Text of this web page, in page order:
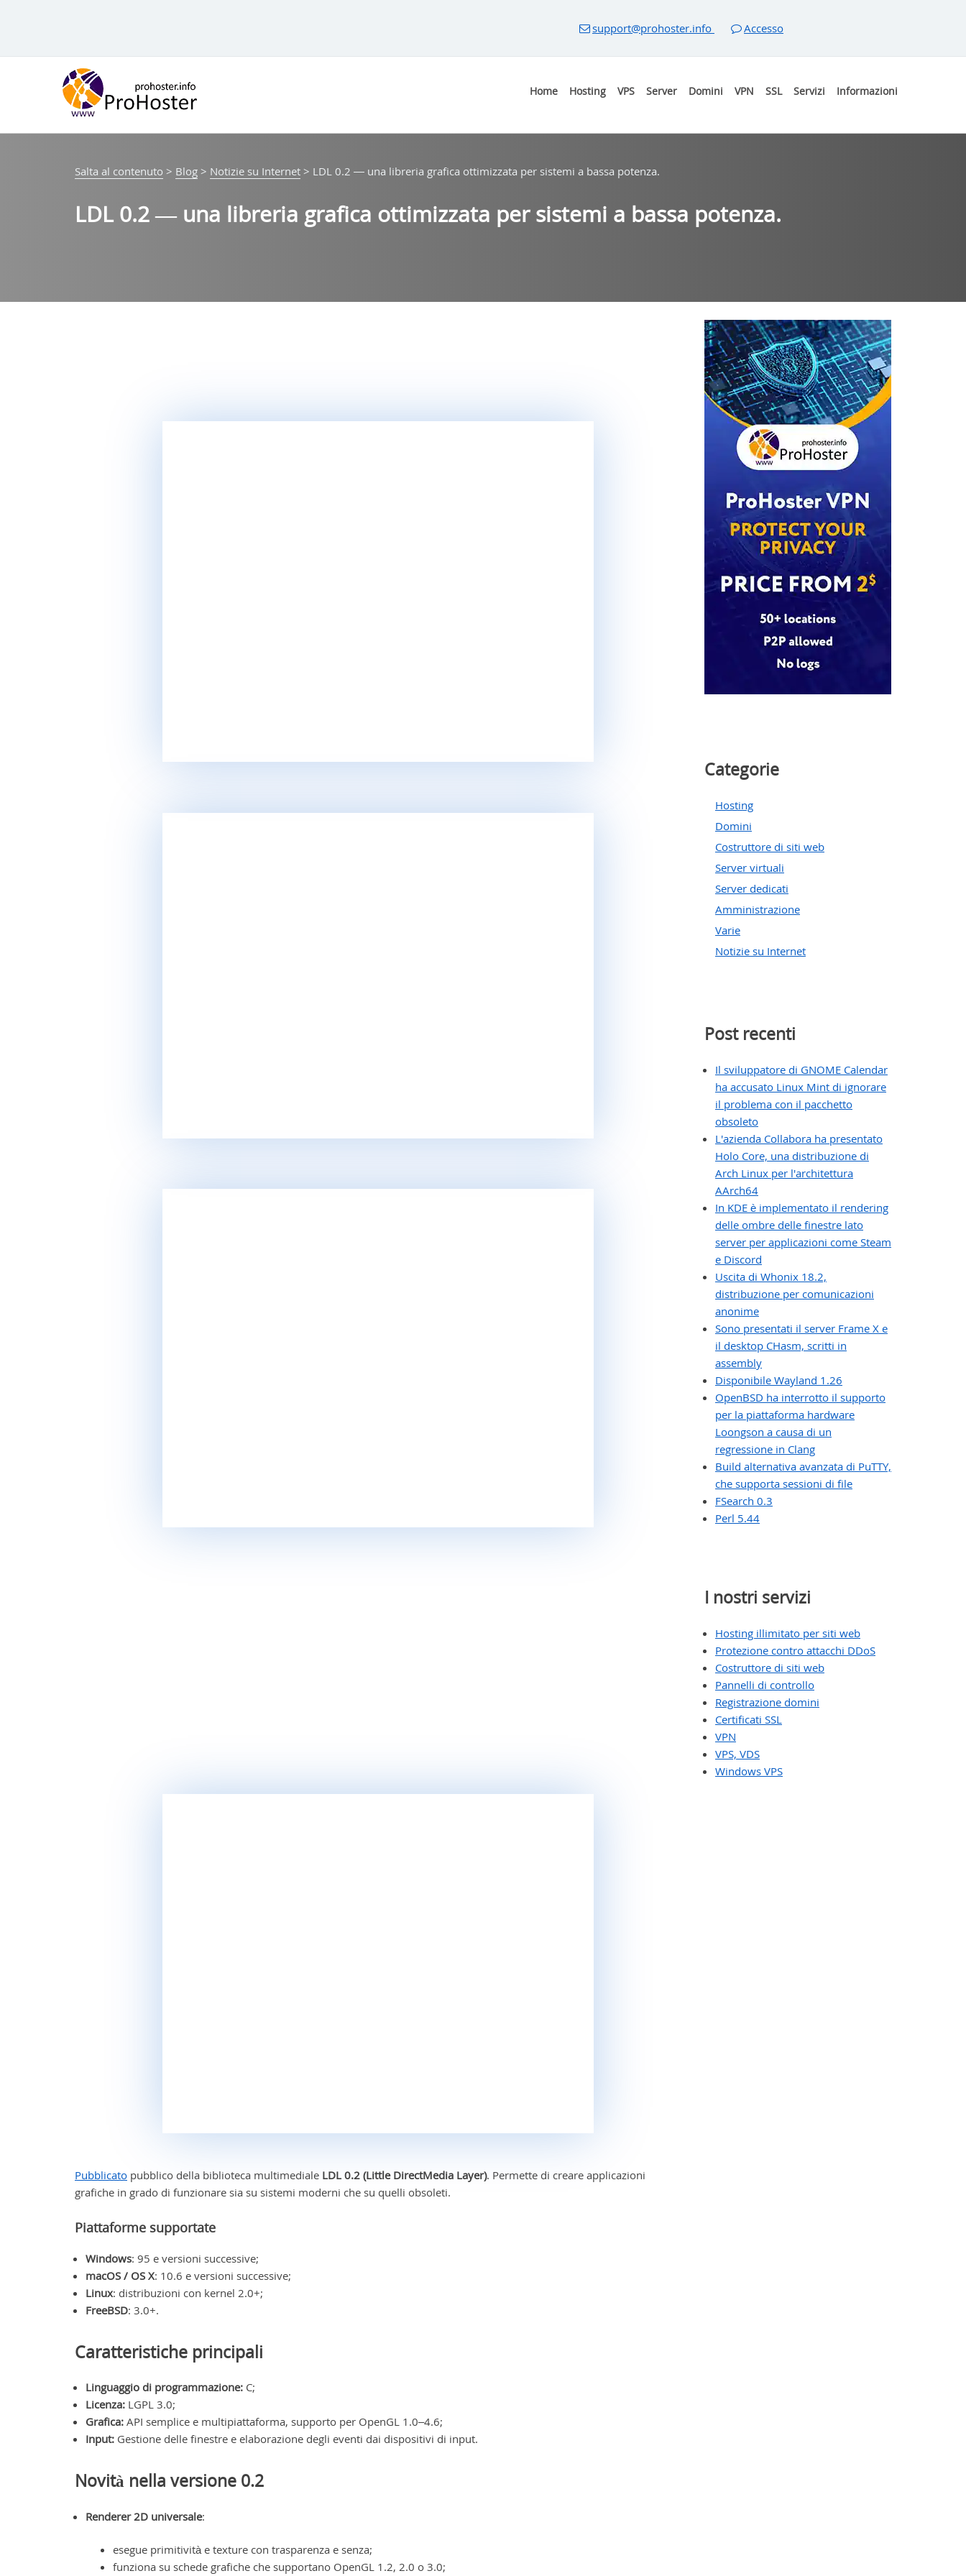
support@prohoster.info Accesso
Home Hosting VPS Server Domini VPN SSL Servizi Informazioni
Salta al contenuto > Blog > Notizie su Internet > LDL 0.2 — una libreria grafica ottimizzata per sistemi a bassa potenza.
LDL 0.2 — una libreria grafica ottimizzata per sistemi a bassa potenza.
Categorie
Hosting
Domini
Costruttore di siti web
Server virtuali
Server dedicati
Amministrazione
Varie
Notizie su Internet
Post recenti
Il sviluppatore di GNOME Calendar
ha accusato Linux Mint di ignorare
il problema con il pacchetto
obsoleto
L'azienda Collabora ha presentato
Holo Core, una distribuzione di
Arch Linux per l'architettura
AArch64
In KDE è implementato il rendering
delle ombre delle finestre lato
server per applicazioni come Steam
e Discord
Uscita di Whonix 18.2,
distribuzione per comunicazioni
anonime
Sono presentati il server Frame X e
il desktop CHasm, scritti in
assembly
Disponibile Wayland 1.26
OpenBSD ha interrotto il supporto
per la piattaforma hardware
Loongson a causa di un
regressione in Clang
Build alternativa avanzata di PuTTY,
che supporta sessioni di file
FSearch 0.3
Perl 5.44
I nostri servizi
Hosting illimitato per siti web
Protezione contro attacchi DDoS
Costruttore di siti web
Pannelli di controllo
Registrazione domini
Certificati SSL
VPN
VPS, VDS
Windows VPS
Pubblicato pubblico della biblioteca multimediale LDL 0.2 (Little DirectMedia Layer). Permette di creare applicazioni
grafiche in grado di funzionare sia su sistemi moderni che su quelli obsoleti.
Piattaforme supportate
Windows: 95 e versioni successive;
macOS / OS X: 10.6 e versioni successive;
Linux: distribuzioni con kernel 2.0+;
FreeBSD: 3.0+.
Caratteristiche principali
Linguaggio di programmazione: C;
Licenza: LGPL 3.0;
Grafica: API semplice e multipiattaforma, supporto per OpenGL 1.0–4.6;
Input: Gestione delle finestre e elaborazione degli eventi dai dispositivi di input.
Novità nella versione 0.2
Renderer 2D universale:
esegue primitività e texture con trasparenza e senza;
funziona su schede grafiche che supportano OpenGL 1.2, 2.0 o 3.0;